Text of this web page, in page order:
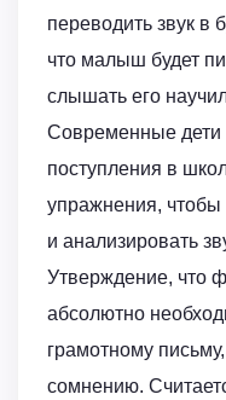
переводить звук в
что малыш будет
слышать его
Современные дети
поступления в
упражнения,
и анализировать
Утверждение, что
абсолютно
грамотному
сомнению.